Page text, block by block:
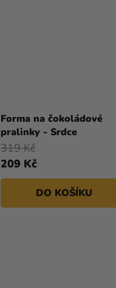
Forma na čokoládové
pralinky - Srdce
209 Kč
319 Kč
DO KOŠÍKU